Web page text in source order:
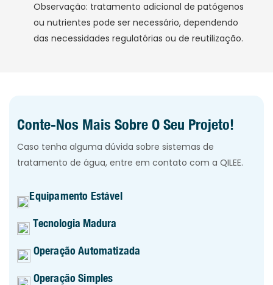
Observação: tratamento adicional de patógenos
ou nutrientes pode ser necessário, dependendo
das necessidades regulatórias ou de reutilização.
Conte-Nos Mais Sobre O Seu Projeto!
Caso tenha alguma dúvida sobre sistemas de
tratamento de água, entre em contato com a QILEE.
Equipamento Estável
Tecnologia Madura
Operação Automatizada
Operação Simples